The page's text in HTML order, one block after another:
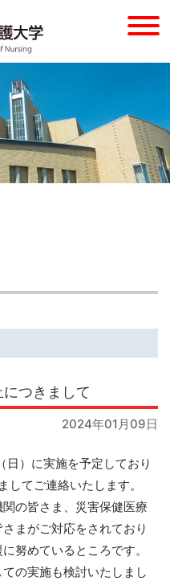
つきまして
2024年01月09日
）に実施を予定しており
てご連絡いたします。
の皆さま、災害保健医療
まがご対応をされており
努めているところです。
の実施も検討いたしまし